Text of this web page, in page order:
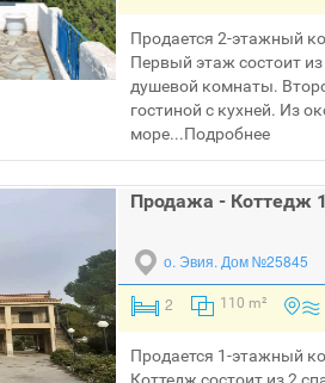
Продается 2-этажный
Первый этаж состоит
душевой комнаты.
гостиной с кухней. Из
море...Подробнее
Продажа - Коттедж
о. Эвия. Дом №25845
2 110 m²
Продается 1-этажный